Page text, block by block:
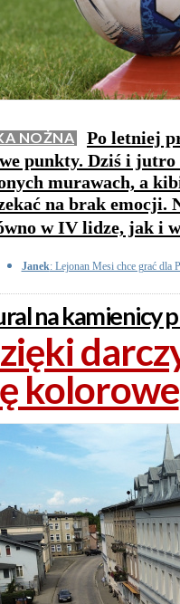
NOŻNA
Po letniej
punkty. Dziś i jutro
murawach, a
na brak emocji.
w IV lidze, jak i
Janek: Lejonan Mesi chce grać dla
na kamienicy
kolorowe